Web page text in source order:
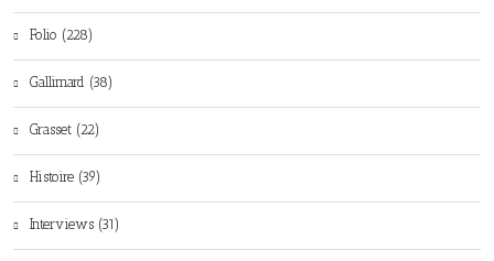
Folio (228)
Gallimard (38)
Grasset (22)
Histoire (39)
Interviews (31)